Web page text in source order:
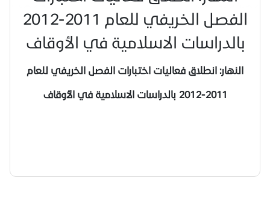
الفصل الخريفي للعام 2011-2012
بالدراسات الاسلامية في الأوقاف
النهار: انطلاق فعاليات اختبارات الفصل الخريفي للعام
2011-2012 بالدراسات الاسلامية في الأوقاف